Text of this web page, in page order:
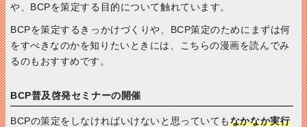
や、BCPを策定する目的について触れています。
BCPを策定するきっかけづくりや、BCP策定のためにまずは何
をすべきなのかを知りたいときには、こちらの漫画を読んでみ
るのもおすすめです。
BCP普及啓発セミナーの開催
BCPの策定をしなければいけないと思っていてもなかなか実行